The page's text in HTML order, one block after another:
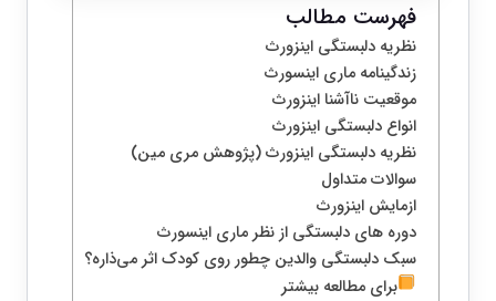
فهرست مطالب
نظریه دلبستگی اینزورث
زندگینامه ماری اینسورث
موقعیت ناآشنا اینزورث
انواع دلبستگی اینزورث
نظریه دلبستگی اینزورث (پژوهش مری مین)
سوالات متداول
ازمایش اینزورث
دوره های دلبستگی از نظر ماری اینسورث
سبک دلبستگی والدین چطور روی کودک اثر می‌ذاره؟
برای مطالعه بیشتر